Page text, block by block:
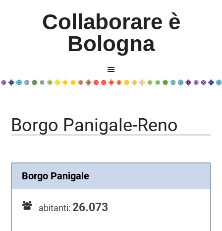
Collaborare è
Bologna
Borgo Panigale-Reno
Borgo Panigale
abitanti: 26.073